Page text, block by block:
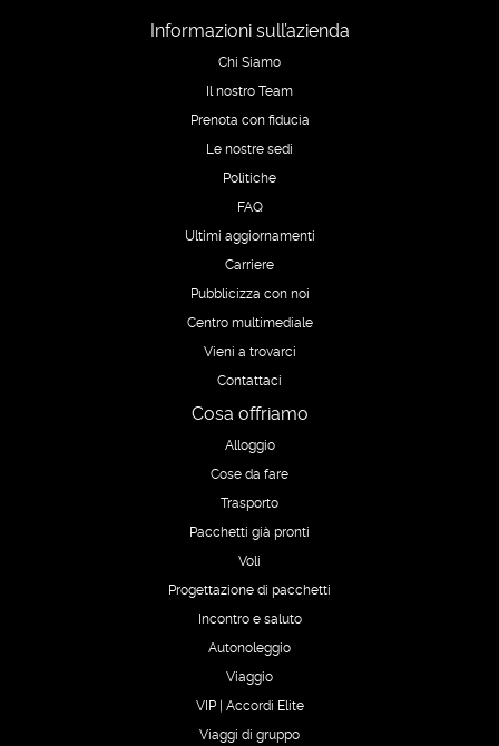
Informazioni sull’azienda
Chi Siamo
Il nostro Team
Prenota con fiducia
Le nostre sedi
Politiche
FAQ
Ultimi aggiornamenti
Carriere
Pubblicizza con noi
Centro multimediale
Vieni a trovarci
Contattaci
Cosa offriamo
Alloggio
Cose da fare
Trasporto
Pacchetti già pronti
Voli
Progettazione di pacchetti
Incontro e saluto
Autonoleggio
Viaggio
VIP | Accordi Elite
Viaggi di gruppo